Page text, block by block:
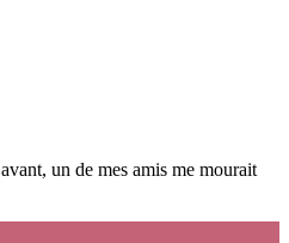
un de mes amis me mourait